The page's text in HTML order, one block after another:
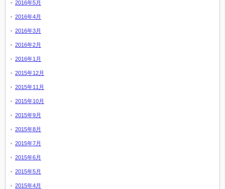
2016年5月
2016年4月
2016年3月
2016年2月
2016年1月
2015年12月
2015年11月
2015年10月
2015年9月
2015年8月
2015年7月
2015年6月
2015年5月
2015年4月